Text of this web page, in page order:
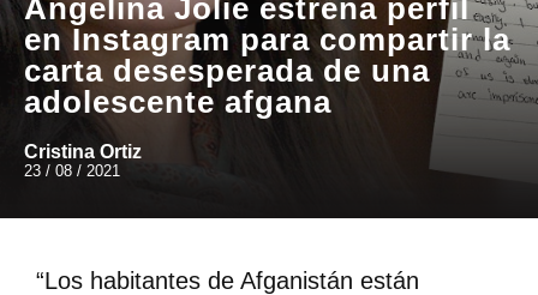
Angelina Jolie estrena perfil
en Instagram para compartir la
carta desesperada de una
adolescente afgana
Cristina Ortiz
23 / 08 / 2021
“Los habitantes de Afganistán están